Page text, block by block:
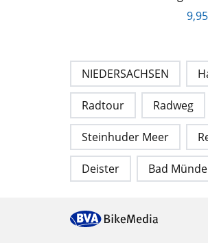
NIEDERSACHSEN
Radtour Radweg
Steinhuder Meer
Deister Bad